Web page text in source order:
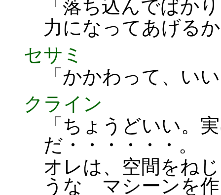
「落ち込んでばか
力になってあげる
セサミ
「かかわって、い
クライン
「ちょうどいい。
だ・・・・・・。
オレは、空間をね
うな マシーンを